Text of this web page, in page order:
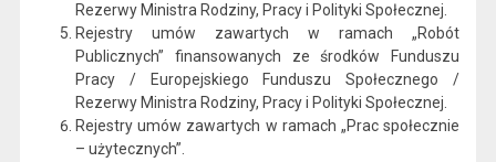
Rezerwy Ministra Rodziny, Pracy i Polityki Społecznej.
Rejestry umów zawartych w ramach „Robót
Publicznych” finansowanych ze środków Funduszu
Pracy / Europejskiego Funduszu Społecznego /
Rezerwy Ministra Rodziny, Pracy i Polityki Społecznej.
Rejestry umów zawartych w ramach „Prac społecznie
– użytecznych”.